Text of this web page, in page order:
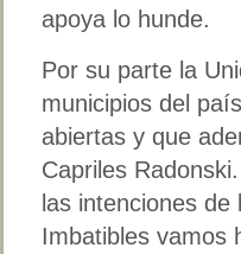
apoya lo hunde.
Por su parte la
municipios del
abiertas y que
Capriles
las intenciones de
Imbatibles vamos